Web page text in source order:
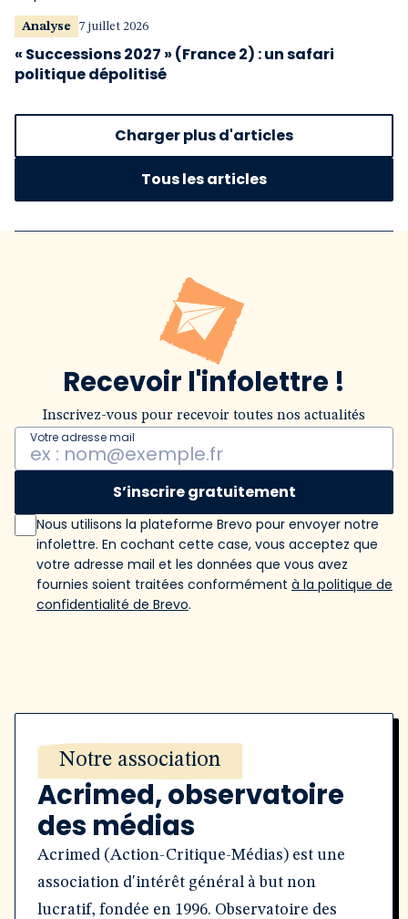
Analyse 7 juillet 2026
« Successions 2027 » (France 2) : un safari
politique dépolitisé
Charger plus d'articles
Tous les articles
Recevoir l'infolettre !
Inscrivez-vous pour recevoir toutes nos actualités
Votre adresse mail
S’inscrire gratuitement
Nous utilisons la plateforme Brevo pour envoyer notre
infolettre. En cochant cette case, vous acceptez que
votre adresse mail et les données que vous avez
fournies soient traitées conformément à la politique de
confidentialité de Brevo.
Notre association
Acrimed, observatoire
des médias
Acrimed (Action-Critique-Médias) est une
association d'intérêt général à but non
lucratif, fondée en 1996. Observatoire des